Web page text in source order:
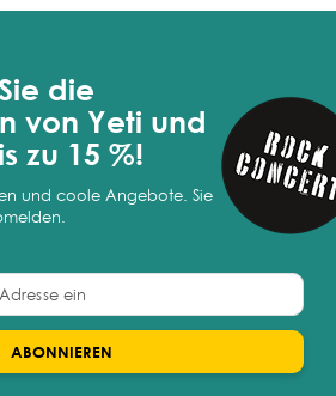
die
von Yeti und
zu 15 %!
und coole Angebote. Sie
ABONNIEREN